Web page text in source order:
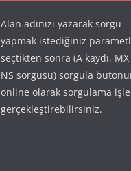
Alan adınızı yazarak sorgu
yapmak istediğiniz
seçtikten sonra (A kaydı, MX
NS sorgusu) sorgula
online olarak sorgulama
gerçekleştirebilirsiniz.